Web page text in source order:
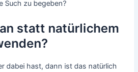
Such zu begeben?
statt natürlichem
dabei hast, dann ist das natürlich